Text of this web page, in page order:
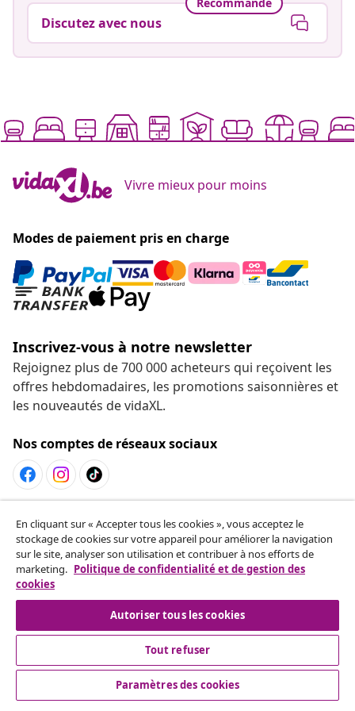
Recommandé
Discutez avec nous
Vivre mieux pour moins
Modes de paiement pris en charge
Inscrivez-vous à notre newsletter
Rejoignez plus de 700 000 acheteurs qui reçoivent les
offres hebdomadaires, les promotions saisonnières et
les nouveautés de vidaXL.
Nos comptes de réseaux sociaux
Résilier le contrat
Envoyez une demande de rétractation concernant
votre commande.
Résilier le contrat
Service Clients
En cliquant sur « Accepter tous les cookies », vous acceptez le
stockage de cookies sur votre appareil pour améliorer la navigation
sur le site, analyser son utilisation et contribuer à nos efforts de
marketing. Politique de confidentialité et de gestion des
cookies
Autoriser tous les cookies
Tout refuser
Paramètres des cookies